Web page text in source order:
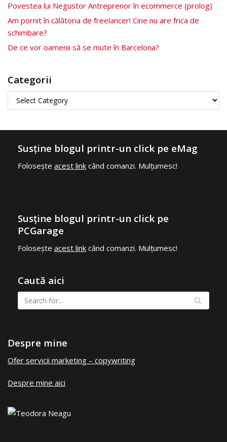
Povestea lui Negustor Antreprenor în ecommerce (prolog)
Am pornit în călătoria de freelancer! Cine nu are frica de
schimbare?
De ce vor oamenii să se mute în Barcelona?
Categorii
Susține blogul printr-un click pe eMag
Folosește acest link când comanzi. Mulțumesc!
Susține blogul printr-un click pe
PCGarage
Folosește acest link când comanzi. Mulțumesc!
Caută aici
Despre mine
Ofer servicii marketing – copywriting
Despre mine aici